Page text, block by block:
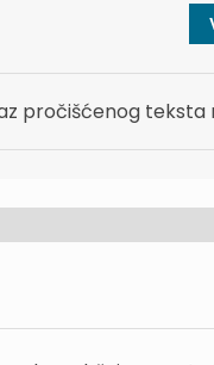
pročišćenog teksta